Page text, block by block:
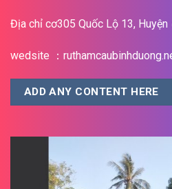
Địa chỉ cơ305 Quốc Lộ 13, Huyện
wedsite ：
ADD ANY CONTENT HERE